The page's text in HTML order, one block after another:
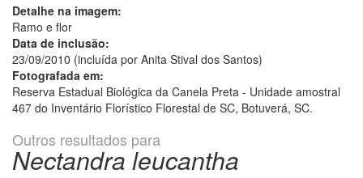
Detalhe na imagem:
Ramo e flor
Data de inclusão:
23/09/2010 (incluída por Anita Stival dos Santos)
Fotografada em:
Reserva Estadual Biológica da Canela Preta - Unidade amostral
467 do Inventário Florístico Florestal de SC, Botuverá, SC.
Outros resultados para
Nectandra leucantha